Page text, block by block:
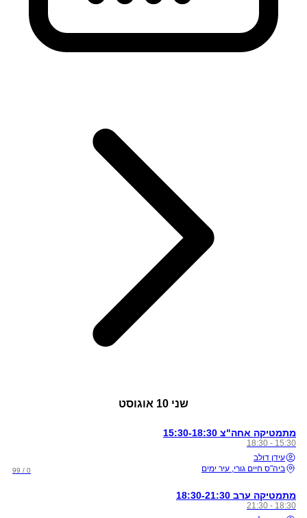
שני 10 אוגוסט
מתמטיקה אחה"צ 15:30-18:30
15:30 - 18:30
עידן דולב
ביה"ס חיים גורי, עיר ימים
0 / 99
מתמטיקה ערב 18:30-21:30
18:30 - 21:30